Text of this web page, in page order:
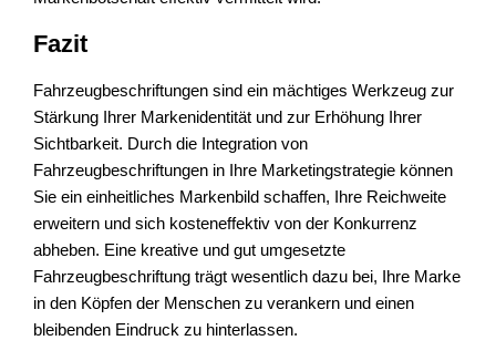
Fazit
Fahrzeugbeschriftungen sind ein mächtiges Werkzeug zur
Stärkung Ihrer Markenidentität und zur Erhöhung Ihrer
Sichtbarkeit. Durch die Integration von
Fahrzeugbeschriftungen in Ihre Marketingstrategie können
Sie ein einheitliches Markenbild schaffen, Ihre Reichweite
erweitern und sich kosteneffektiv von der Konkurrenz
abheben. Eine kreative und gut umgesetzte
Fahrzeugbeschriftung trägt wesentlich dazu bei, Ihre Marke
in den Köpfen der Menschen zu verankern und einen
bleibenden Eindruck zu hinterlassen.